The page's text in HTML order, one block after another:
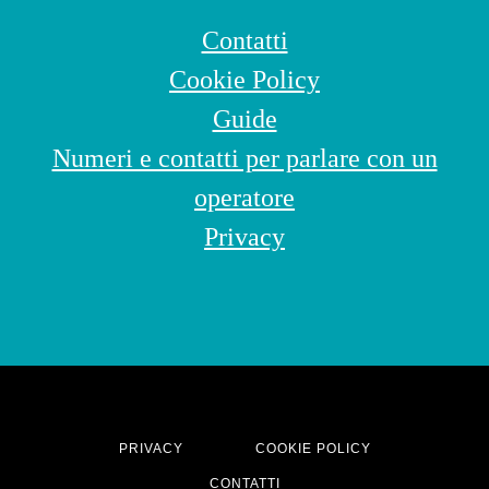
Contatti
Cookie Policy
Guide
Numeri e contatti per parlare con un
operatore
Privacy
PRIVACY COOKIE POLICY
CONTATTI